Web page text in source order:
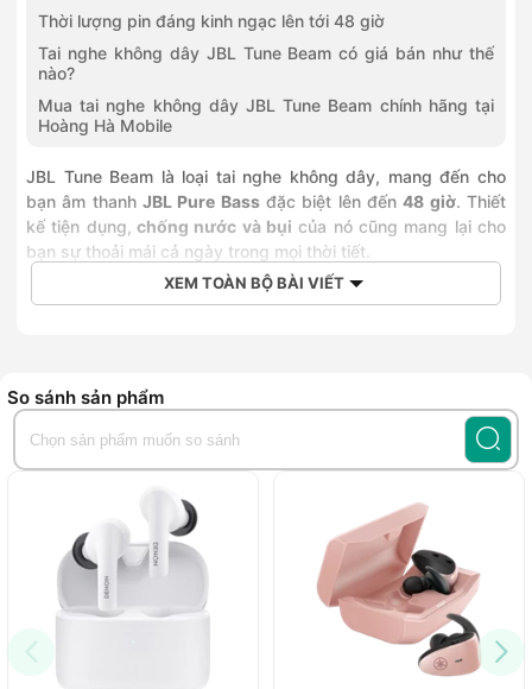
Thời lượng pin đáng kinh ngạc lên tới 48 giờ
Tai nghe không dây JBL Tune Beam có giá bán như thế
nào?
Mua tai nghe không dây JBL Tune Beam chính hãng tại
Hoàng Hà Mobile
JBL Tune Beam là loại tai nghe không dây, mang đến cho
bạn âm thanh JBL Pure Bassđặc biệt lên đến48 giờ. Thiết
kế tiện dụng, chống nước và bụi của nó cũng mang lại cho
bạn sự thoải mái cả ngày trong mọi thời tiết.
JBL Tune Beam - Chất âm sống động cùng công nghệ
đem đến sự tiện dụng và trải nghiệm âm thanh tinh khiết
trong chiếc tai nghe nhỏ bé.
Thiết kế công thái học kết hợp hoàn hảo cùng
Tai nghe JBL Tune Beam được thiết kế để mang lại sự thoải
mái và âm thanh xuất sắc. Thiết kế Beam dạng thanh kín của
chúng tạo ra sự vừa khít và an toàn, cách ly bạn khỏi những
phiền nhiễu bên ngoài và mang lại chất lượng âm thanh vượt
trội. Thiết kế ống hình bầu dục dễ dàng điều chỉnh theo công
thái học của tai bạn, đảm bảo vừa vặn thoải mái đồng thời
ngăn chặn tiếng ồn xung quanh một cách tự nhiên, mang lại
XEM TOÀN BỘ BÀI VIẾT
So sánh sản phẩm